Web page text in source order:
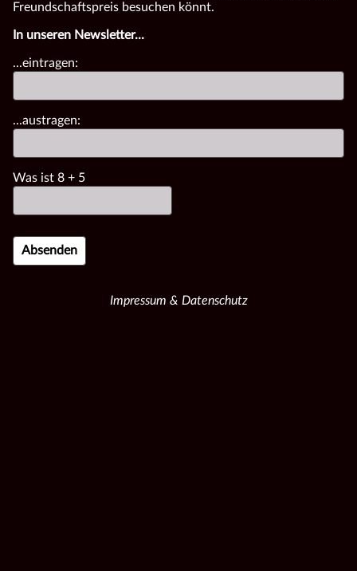
Freundschaftspreis besuchen könnt.
In unseren Newsletter...
...eintragen:
...austragen:
Was ist 8 + 5
Impressum & Datenschutz